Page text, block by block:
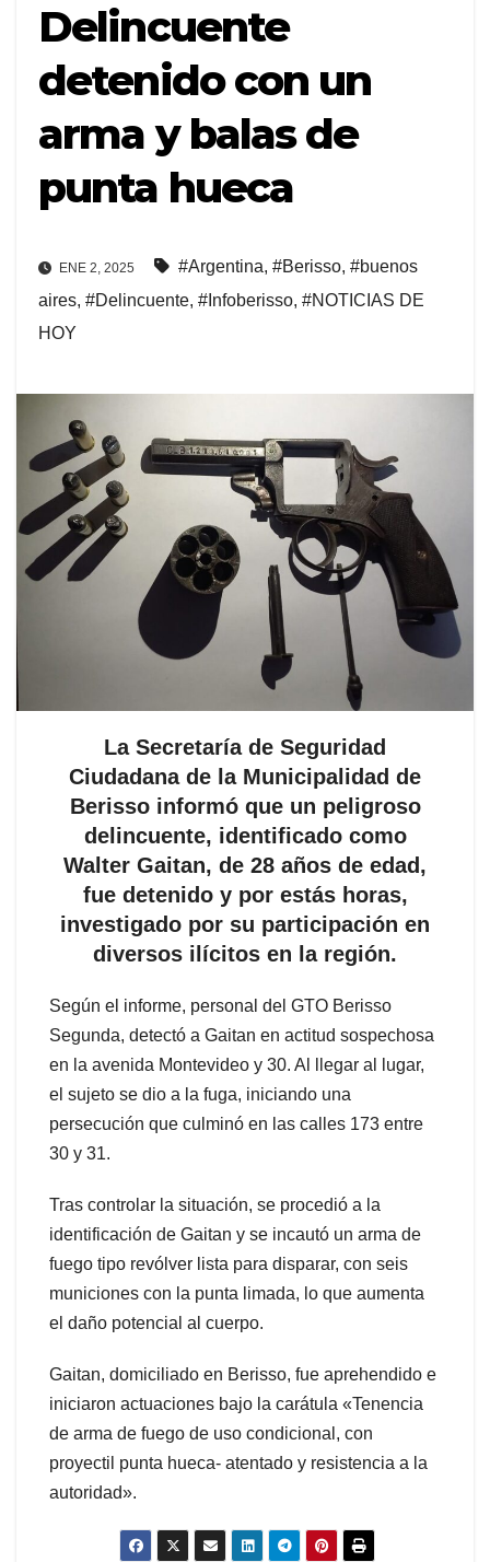
Delincuente
detenido con un
arma y balas de
punta hueca
ENE 2, 2025 #Argentina, #Berisso, #buenos
aires, #Delincuente, #Infoberisso, #NOTICIAS DE
HOY
La Secretaría de Seguridad
Ciudadana de la Municipalidad de
Berisso informó que un peligroso
delincuente, identificado como
Walter Gaitan, de 28 años de edad,
fue detenido y por estás horas,
investigado por su participación en
diversos ilícitos en la región.
Según el informe, personal del GTO Berisso
Segunda, detectó a Gaitan en actitud sospechosa
en la avenida Montevideo y 30. Al llegar al lugar,
el sujeto se dio a la fuga, iniciando una
persecución que culminó en las calles 173 entre
30 y 31.
Tras controlar la situación, se procedió a la
identificación de Gaitan y se incautó un arma de
fuego tipo revólver lista para disparar, con seis
municiones con la punta limada, lo que aumenta
el daño potencial al cuerpo.
Gaitan, domiciliado en Berisso, fue aprehendido e
iniciaron actuaciones bajo la carátula «Tenencia
de arma de fuego de uso condicional, con
proyectil punta hueca- atentado y resistencia a la
autoridad».